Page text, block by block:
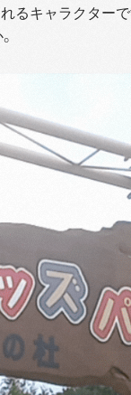
るキャラクターで